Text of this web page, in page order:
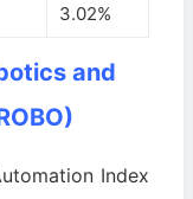
3.02%
and
Index